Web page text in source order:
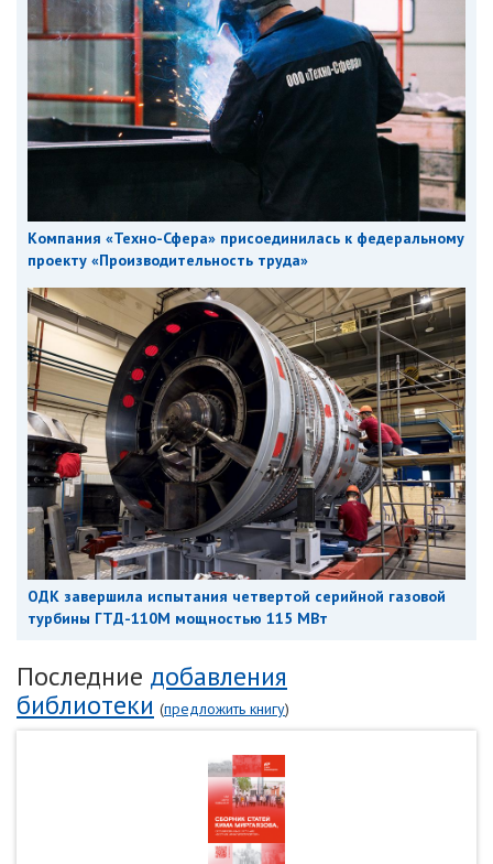
Компания «Техно-Сфера» присоединилась к федеральному
проекту «Производительность труда»
ОДК завершила испытания четвертой серийной газовой
турбины ГТД-110М мощностью 115 МВт
Последние добавления
библиотеки (предложить книгу)